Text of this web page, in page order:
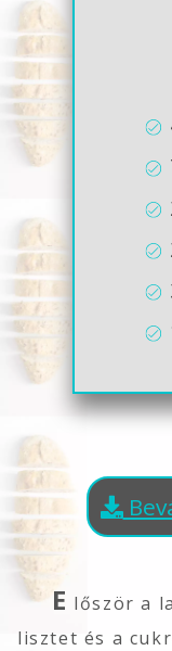
E lőször a
lisztet és a